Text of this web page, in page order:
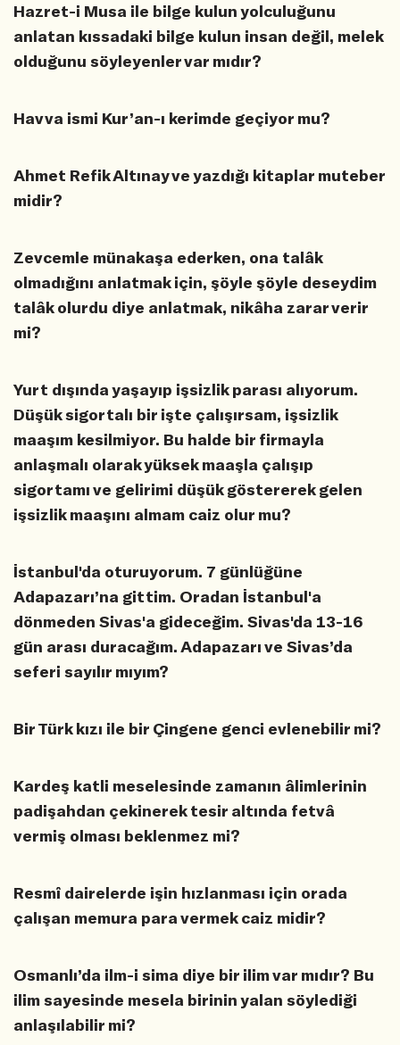
Hazret-i Musa ile bilge kulun yolculuğunu
anlatan kıssadaki bilge kulun insan değil, melek
olduğunu söyleyenler var mıdır?
Havva ismi Kur’an-ı kerimde geçiyor mu?
Ahmet Refik Altınay ve yazdığı kitaplar muteber
midir?
Zevcemle münakaşa ederken, ona talâk
olmadığını anlatmak için, şöyle şöyle deseydim
talâk olurdu diye anlatmak, nikâha zarar verir
mi?
Yurt dışında yaşayıp işsizlik parası alıyorum.
Düşük sigortalı bir işte çalışırsam, işsizlik
maaşım kesilmiyor. Bu halde bir firmayla
anlaşmalı olarak yüksek maaşla çalışıp
sigortamı ve gelirimi düşük göstererek gelen
işsizlik maaşını almam caiz olur mu?
İstanbul'da oturuyorum. 7 günlüğüne
Adapazarı’na gittim. Oradan İstanbul'a
dönmeden Sivas'a gideceğim. Sivas'da 13-16
gün arası duracağım. Adapazarı ve Sivas’da
seferi sayılır mıyım?
Bir Türk kızı ile bir Çingene genci evlenebilir mi?
Kardeş katli meselesinde zamanın âlimlerinin
padişahdan çekinerek tesir altında fetvâ
vermiş olması beklenmez mi?
Resmî dairelerde işin hızlanması için orada
çalışan memura para vermek caiz midir?
Osmanlı’da ilm-i sima diye bir ilim var mıdır? Bu
ilim sayesinde mesela birinin yalan söylediği
anlaşılabilir mi?